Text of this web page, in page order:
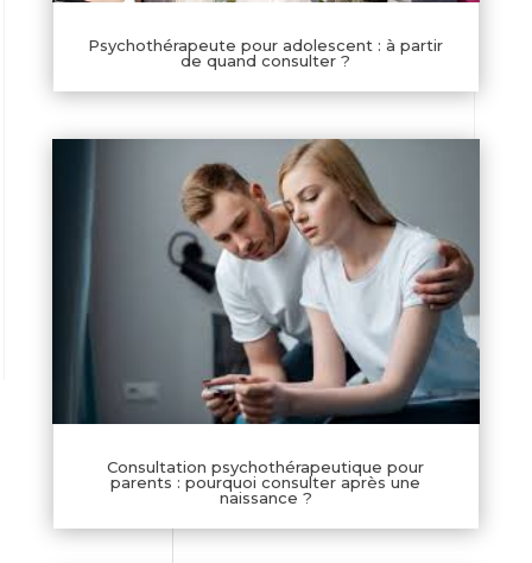
Psychothérapeute pour adolescent : à partir
de quand consulter ?
Consultation psychothérapeutique pour
parents : pourquoi consulter après une
naissance ?